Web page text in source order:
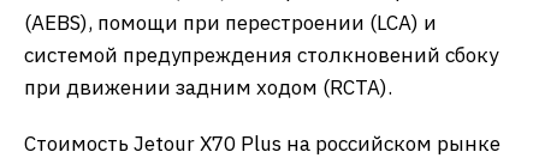
(AEBS), помощи при перестроении (LCA) и
системой предупреждения столкновений сбоку
при движении задним ходом (RCTA).
Стоимость Jetour X70 Plus на российском рынке